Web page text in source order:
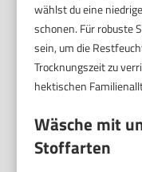
wählst du eine
schonen. Für robuste
sein, um die
Trocknungszeit zu
hektischen
Wäsche mit
Stoffarten